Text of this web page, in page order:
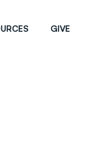
GIVE